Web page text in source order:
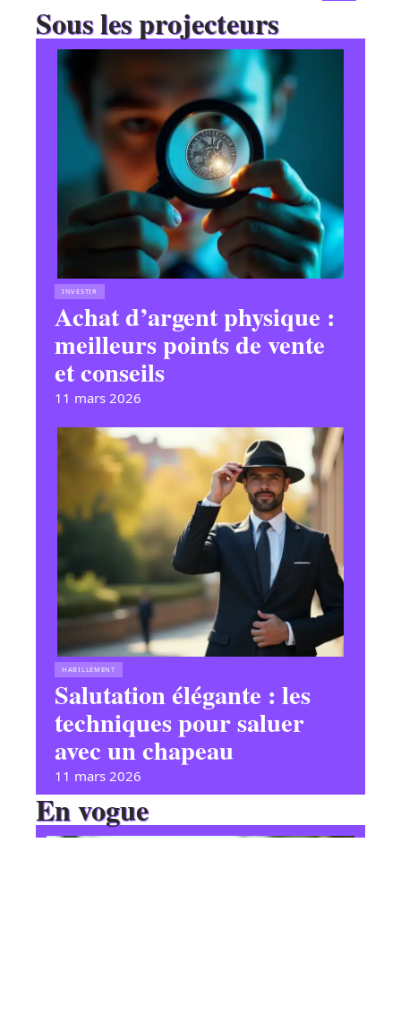
Sous les projecteurs
INVESTIR
Achat d’argent physique :
meilleurs points de vente
et conseils
11 mars 2026
HABILLEMENT
Salutation élégante : les
techniques pour saluer
avec un chapeau
11 mars 2026
En vogue